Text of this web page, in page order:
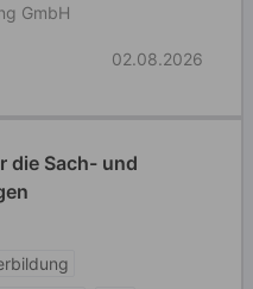
GmbH
02.08.2026
die Sach- und